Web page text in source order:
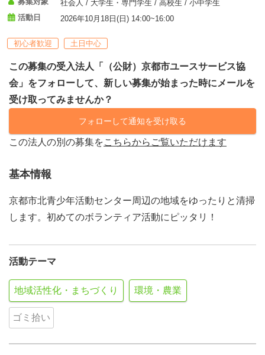
社会人 / 大学生・専門学生 / 高校生 / 小中学生
活動日
2026年10月18日(日) 14:00~16:00
初心者歓迎 土日中心
この募集の受入法人「（公財）京都市ユースサービス協
会」をフォローして、新しい募集が始まった時にメールを
受け取ってみませんか？
フォローして通知を受け取る
この法人の別の募集をこちらからご覧いただけます
基本情報
京都市北青少年活動センター周辺の地域をゆったりと清掃
します。初めてのボランティア活動にピッタリ！
活動テーマ
地域活性化・まちづくり 環境・農業
ゴミ拾い